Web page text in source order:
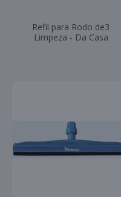
Refil para Rodo de3
Limpeza - Da Casa